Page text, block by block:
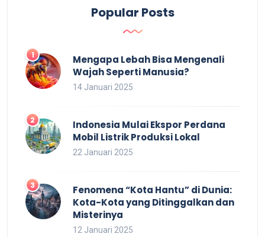
Popular Posts
Mengapa Lebah Bisa Mengenali
Wajah Seperti Manusia?
14 Januari 2025
Indonesia Mulai Ekspor Perdana
Mobil Listrik Produksi Lokal
22 Januari 2025
Fenomena “Kota Hantu” di Dunia:
Kota-Kota yang Ditinggalkan dan
Misterinya
12 Januari 2025